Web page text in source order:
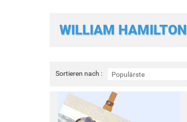
WILLIAM HAMILTON
Sortieren nach : Populärste
Sortieren
nach